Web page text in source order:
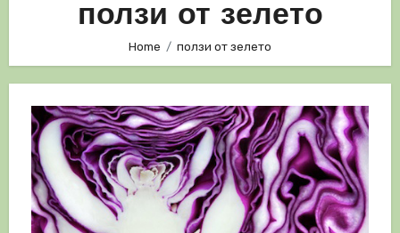
ползи от зелето
Home ползи от зелето